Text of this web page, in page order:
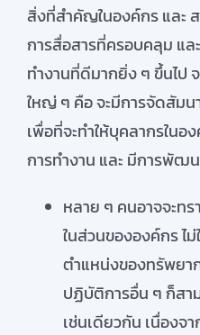
ดาวน์โหลด
สมัครใช้บริการ
สิ่งที่สำคัญในองค์กร และ
การสื่อสารที่ครอบคลุม แล
ทำงานที่ดีมากยิ่ง ๆ ขึ้นไป
ใหญ่ ๆ คือ จะมีการจัดสัม
เพื่อที่จะทำให้บุคลากรใน
การทำงาน และ มีการพัฒ
หลาย ๆ คนอาจจะท
ในส่วนขององค์กร ไ
ตำแหน่งของทรัพยา
ปฏิบัติการอื่น ๆ ก็สา
เช่นเดียวกัน เนื่องจ